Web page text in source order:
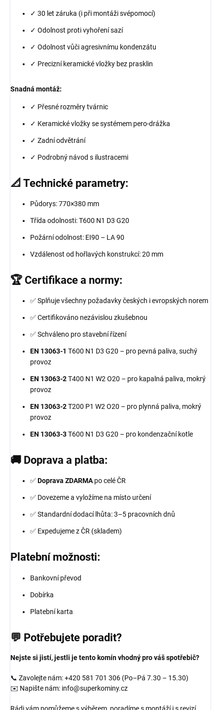
✓ 30 let záruka (i při montáži svépomocí)
✓ Odolnost proti vyhoření sazí
✓ Odolnost vůči agresivnímu kondenzátu
✓ Precizní keramické vložky bez prasklin
Snadná montáž:
✓ Přesné rozměry tvárnic
✓ Keramické vložky se systémem pero-drážka
✓ Zadní odvětrání
✓ Podrobný návod s ilustracemi
📐 Technické parametry:
Půdorys: 770×380 mm
Třída odolnosti: T600 N1 D3 G20
Požární odolnost: EI90 – LA 90
Vzdálenost od hořlavých konstrukcí: 20 mm
🏆 Certifikace a normy:
✅ Splňuje všechny požadavky českých i evropských norem
✅ Certifikováno nezávislou zkušebnou
✅ Schváleno pro stavební řízení
EN 13063-1 T600 N1 D3 G20 – pro pevná paliva, suchý
provoz
EN 13063-2T400 N1 W2 O20 – pro kapalná paliva, mokrý
provoz
EN 13063-2T200 P1 W2 O20 – pro plynná paliva, mokrý
provoz
EN 13063-3T600 N1 D3 G20 – pro kondenzační kotle
🚚 Doprava a platba:
✅Doprava ZDARMApo celé ČR
✅ Dovezeme a vyložíme na místo určení
✅ Standardní dodací lhůta: 3–5 pracovních dnů
✅ Expedujeme z ČR (skladem)
Platební možnosti:
Bankovní převod
Dobírka
Platební karta
💬 Potřebujete poradit?
Nejste si jistí, jestli je tento komín vhodný pro váš spotřebič?
📞 Zavolejte nám: +420 581 701 306 (Po–Pá 7.30 – 15.30)
✉️ Napište nám: info@superkominy.cz
Rádi vám pomůžeme s výběrem, poradíme s montáží i s revizí.